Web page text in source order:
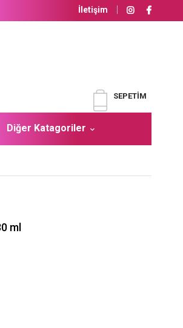
İletişim
SEPETIM
Diğer Katagoriler
ml